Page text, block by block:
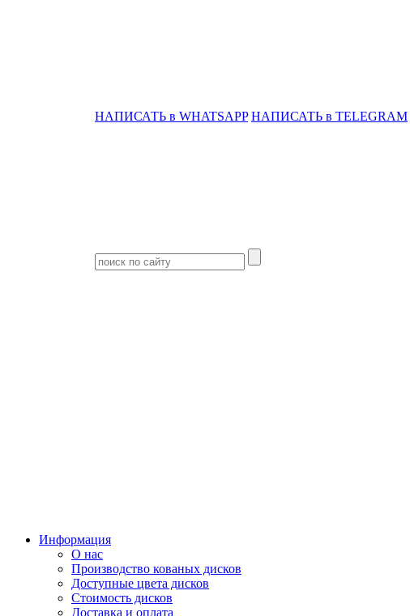
НАПИСАТЬ в WHATSAPP НАПИСАТЬ в TELEGRAM
Информация
О нас
Производство кованых дисков
Доступные цвета дисков
Стоимость дисков
Доставка и оплата